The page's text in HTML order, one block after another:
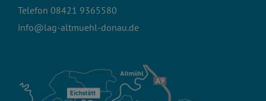
Telefon 08421 9365580
info@lag-altmuehl-donau.de